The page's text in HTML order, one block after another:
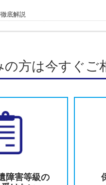
弁護士が徹底解説
法 弁護士が徹底解説
悩みの方は